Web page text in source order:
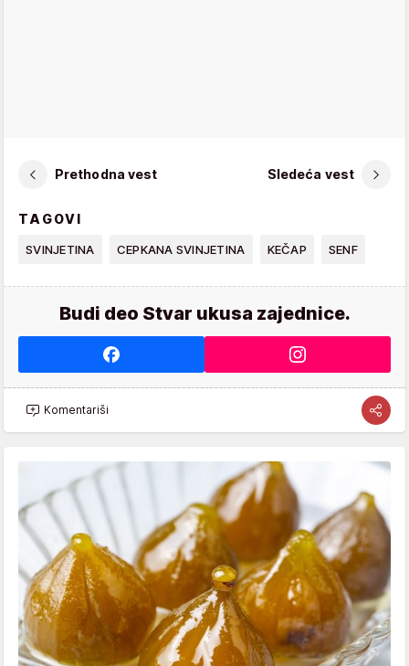
Prethodna vest Sledeća vest
TAGOVI
SVINJETINA CEPKANA SVINJETINA KEČAP SENF
Budi deo Stvar ukusa zajednice.
Komentariši